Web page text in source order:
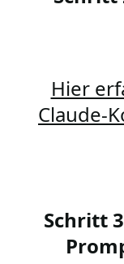
Hier
Claude-
Schritt